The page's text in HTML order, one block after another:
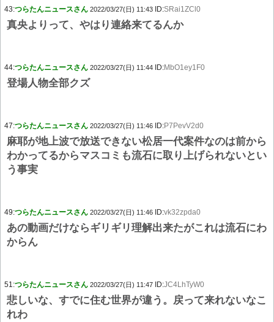
43:つらたんニュースさん 2022/03/27(日) 11:43 ID:SRai1ZCl0
真央よりって、やはり連絡来てるんか
44:つらたんニュースさん 2022/03/27(日) 11:44 ID:MbO1ey1F0
登場人物全部クズ
47:つらたんニュースさん 2022/03/27(日) 11:46 ID:P7PevV2d0
麻耶が地上波で放送できない松居一代案件なのは前から
わかってるからマスコミも流石に取り上げられないとい
う事実
49:つらたんニュースさん 2022/03/27(日) 11:46 ID:vk32zpda0
あの動画だけならギリギリ理解出来たがこれは流石にわ
からん
51:つらたんニュースさん 2022/03/27(日) 11:47 ID:JC4LhTyW0
悲しいな、すでに住む世界が違う。戻って来れないなこ
れわ